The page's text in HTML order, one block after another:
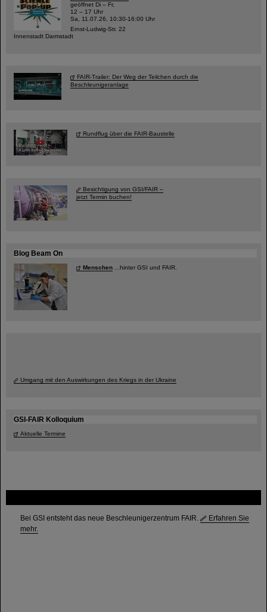
Bei GSI entsteht das neue Beschleunigerzentrum FAIR.
Erfahren Sie
mehr.
geöffnet Di – Fr,
12 – 17 Uhr
Sa, 11.07.26, 10:30-16:00 Uhr
Ernst-Ludwig-Str. 22
Innenstadt Darmstadt
FAIR-Trailer: Der Weg der Teilchen durch die
Beschleunigeranlage
Rundflug über die FAIR-Baustelle
Besichtigung von GSI/FAIR –
jetzt Termin buchen!
Blog Beam On
Menschen ...hinter GSI und FAIR.
Umgang mit den Auswirkungen des Kriegs in der Ukraine
GSI-FAIR Kolloquium
Aktuelle Termine